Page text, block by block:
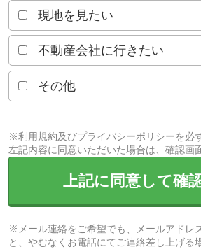
現地を見たい
不動産会社に行きたい
その他
※利用規約及びプライバシーポリシーを必
左記内容に同意いただいた場合は、確認画
上記に同意して確
※メール連絡をご希望でも、メールアドレ
と、やむなくお電話にてご連絡差し上げる